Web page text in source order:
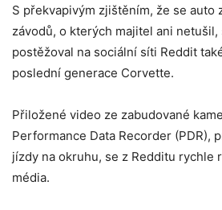
S překvapivým zjištěním, že se auto
závodů, o kterých majitel ani netušil,
postěžoval na sociální síti Reddit
poslední generace Corvette.
Přiložené video ze zabudované
Performance Data Recorder (PDR),
jízdy na okruhu, se z Redditu rychle
média.